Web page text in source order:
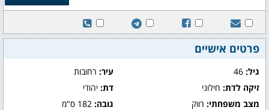
פרטים אישיים
גיל: עיר:רחובות
זיקה לדת: חילוני דת:יהודי
מצב משפחתי: רווק גובה:182 ס"מ